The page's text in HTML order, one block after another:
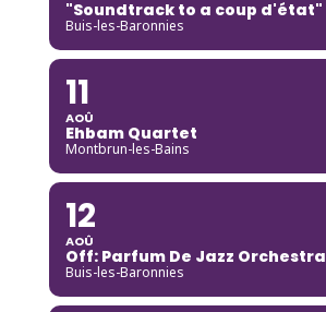
"Soundtrack to a coup d'état"
Buis-les-Baronnies
11
AOÛ
Ehbam Quartet
Montbrun-les-Bains
12
AOÛ
Off: Parfum De Jazz Orchestra
Buis-les-Baronnies